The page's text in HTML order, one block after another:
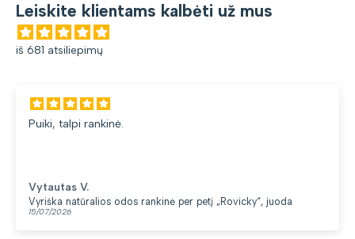
Leiskite klientams kalbėti už mus
iš 681 atsiliepimų
Puiki, talpi rankinė.
Vytautas V.
Vyriška natūralios odos rankinė per petį „Rovicky“, juoda
15/07/2026